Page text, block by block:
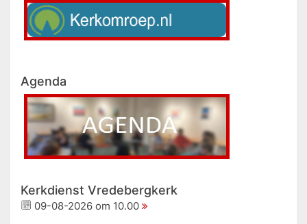
Agenda
Kerkdienst Vredebergkerk
09-08-2026 om 10.00